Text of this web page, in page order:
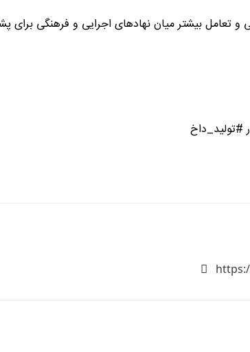
تعامل بیشتر میان نهادهای اجرایی و فرهنگی برای
#تولید_داخ